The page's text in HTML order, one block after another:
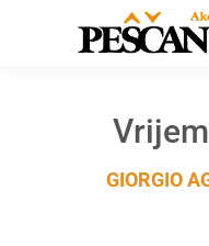
GIORGIO